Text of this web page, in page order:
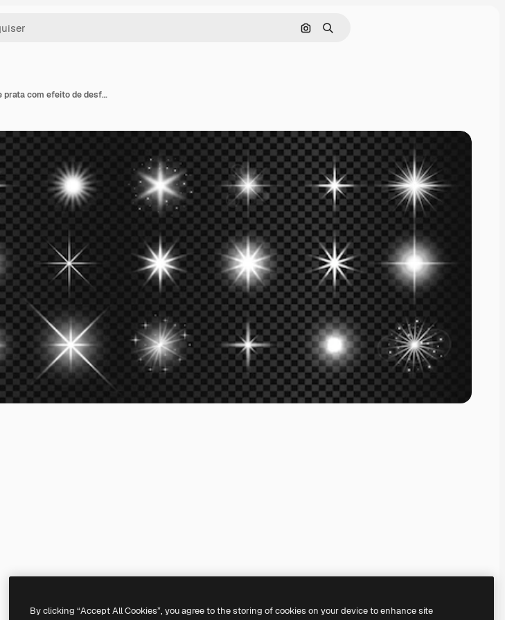
Pesquisar por imagem
Buscar
Mega pacote de fundo de elementos espumantes de prata com efeito de desfocamento
By clicking “Accept All Cookies”, you agree to the storing of cookies on your device to enhance site